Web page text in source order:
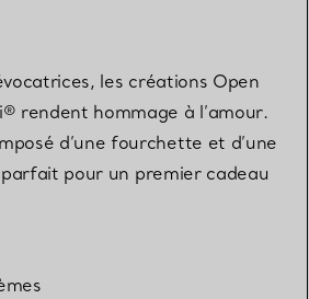
les créations Open
rendent hommage à l’amour.
d’une fourchette et d’une
pour un premier cadeau